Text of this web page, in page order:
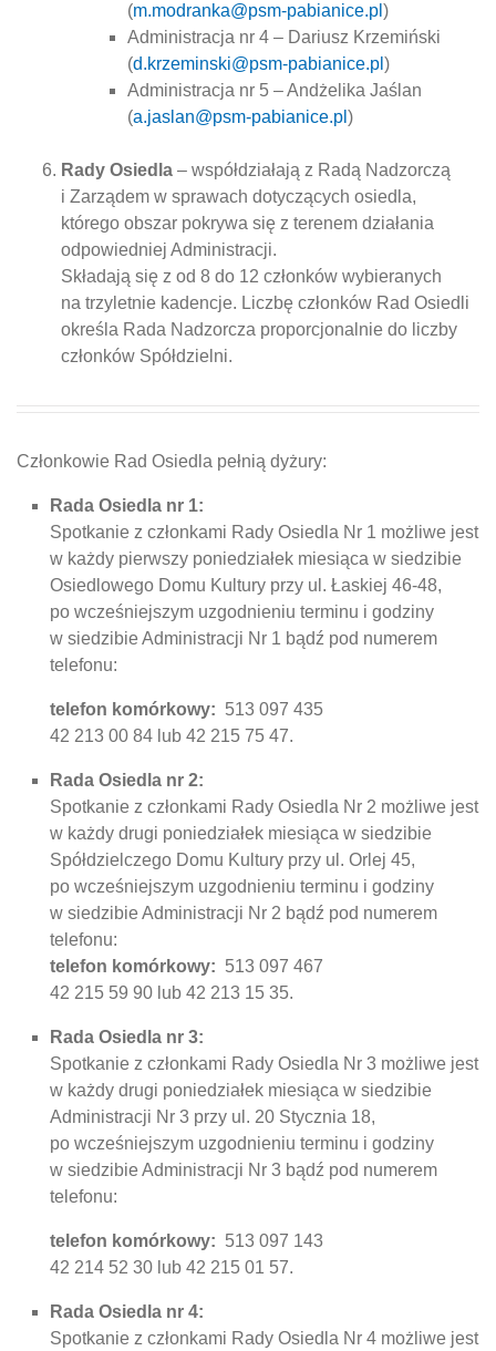
(m.modranka@psm-pabianice.pl )
Administracja nr 4 – Dariusz Krzemiński
(d.krzeminski@psm-pabianice.pl )
Administracja nr 5 – Andżelika Jaślan
(a.jaslan@psm-pabianice.pl )
Rady Osiedla – współdziałają z Radą Nadzorczą
i Zarządem w sprawach dotyczących osiedla,
którego obszar pokrywa się z terenem działania
odpowiedniej Administracji.
Składają się z od 8 do 12 członków wybieranych
na trzyletnie kadencje. Liczbę członków Rad Osiedli
określa Rada Nadzorcza proporcjonalnie do liczby
członków Spółdzielni.
Członkowie Rad Osiedla pełnią dyżury:
Rada Osiedla nr 1:
Spotkanie z członkami Rady Osiedla Nr 1 możliwe jest
w każdy pierwszy poniedziałek miesiąca w siedzibie
Osiedlowego Domu Kultury przy ul. Łaskiej 46-48,
po wcześniejszym uzgodnieniu terminu i godziny
w siedzibie Administracji Nr 1 bądź pod numerem
telefonu:
telefon komórkowy: 513 097 435
42 213 00 84 lub 42 215 75 47.
Rada Osiedla nr 2:
Spotkanie z członkami Rady Osiedla Nr 2 możliwe jest
w każdy drugi poniedziałek miesiąca w siedzibie
Spółdzielczego Domu Kultury przy ul. Orlej 45,
po wcześniejszym uzgodnieniu terminu i godziny
w siedzibie Administracji Nr 2 bądź pod numerem
telefonu:
telefon komórkowy: 513 097 467
42 215 59 90 lub 42 213 15 35.
Rada Osiedla nr 3:
Spotkanie z członkami Rady Osiedla Nr 3 możliwe jest
w każdy drugi poniedziałek miesiąca w siedzibie
Administracji Nr 3 przy ul. 20 Stycznia 18,
po wcześniejszym uzgodnieniu terminu i godziny
w siedzibie Administracji Nr 3 bądź pod numerem
telefonu:
telefon komórkowy: 513 097 143
42 214 52 30 lub 42 215 01 57.
Rada Osiedla nr 4:
Spotkanie z członkami Rady Osiedla Nr 4 możliwe jest